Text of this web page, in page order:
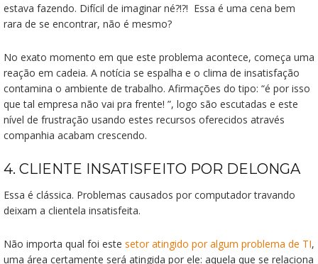
estava fazendo. Difícil de imaginar né?!?! Essa é uma cena bem
rara de se encontrar, não é mesmo?
No exato momento em que este problema acontece, começa uma
reação em cadeia. A notícia se espalha e o clima de insatisfação
contamina o ambiente de trabalho. Afirmações do tipo: “é por isso
que tal empresa não vai pra frente! ”, logo são escutadas e este
nível de frustração usando estes recursos oferecidos através
companhia acabam crescendo.
4. CLIENTE INSATISFEITO POR DELONGA
Essa é clássica. Problemas causados por computador travando
deixam a clientela insatisfeita.
Não importa qual foi este setor atingido por algum problema de TI,
uma área certamente será atingida por ele: aquela que se relaciona